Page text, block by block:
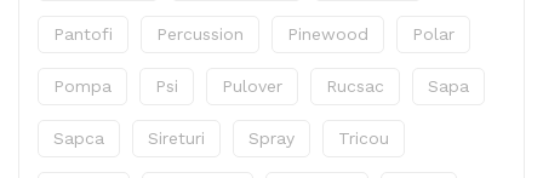
Pantofi Percussion Pinewood Polar
Pompa Psi Pulover Rucsac Sapa
Sapca Sireturi Spray Tricou